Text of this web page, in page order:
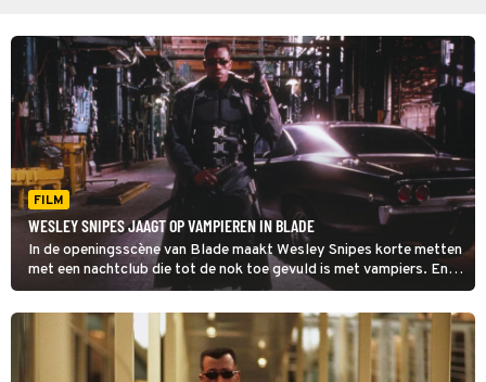
FILM
WESLEY SNIPES JAAGT OP VAMPIEREN IN BLADE
In de openingsscène van Blade maakt Wesley Snipes korte metten
met een nachtclub die tot de nok toe gevuld is met vampiers. En
dat is nog maar het begin van de film.